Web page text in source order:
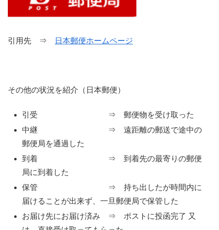
引用先 ⇒ 日本郵便ホームページ
その他の状況を紹介（日本郵便）
引受 ⇒ 郵便物を受け取った
中継 ⇒ 遠距離の郵送で途中の
郵便局を通過した
到着 ⇒ 到着先の最寄りの郵便
局に到着した
保管 ⇒ 持ち出したが時間内に
届けることが出来ず、一旦郵便局で保管した
お届け先にお届け済み ⇒ ポストに投函完了 又